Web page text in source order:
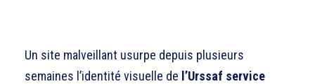
Un site malveillant usurpe depuis plusieurs
semaines l’identité visuelle de l’Urssaf service